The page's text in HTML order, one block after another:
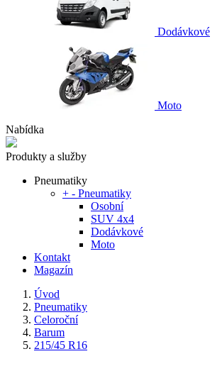
Dodávkové
Moto
Nabídka
Produkty a služby
Pneumatiky
+ - Pneumatiky
Osobní
SUV 4x4
Dodávkové
Moto
Kontakt
Magazín
Úvod
Pneumatiky
Celoroční
Barum
215/45 R16